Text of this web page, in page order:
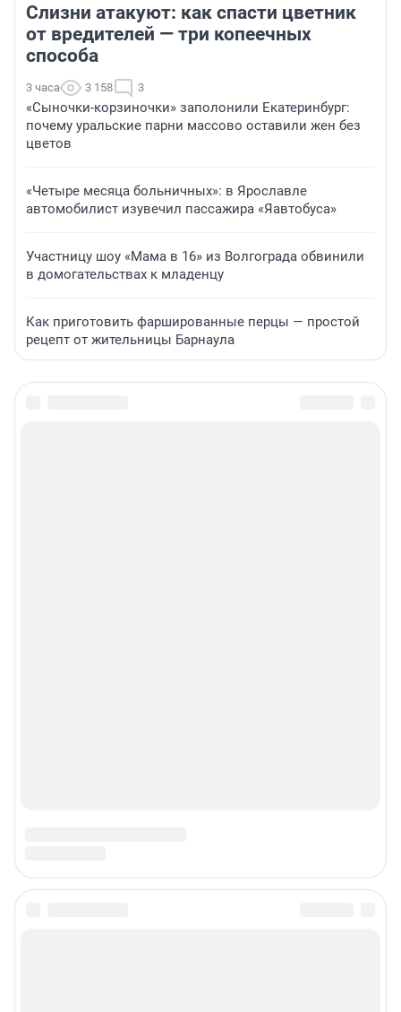
Слизни атакуют: как спасти цветник
от вредителей — три копеечных
способа
3 часа 3 158 3
«Сыночки-корзиночки» заполонили Екатеринбург:
почему уральские парни массово оставили жен без
цветов
«Четыре месяца больничных»: в Ярославле
автомобилист изувечил пассажира «Яавтобуса»
Участницу шоу «Мама в 16» из Волгограда обвинили
в домогательствах к младенцу
Как приготовить фаршированные перцы — простой
рецепт от жительницы Барнаула